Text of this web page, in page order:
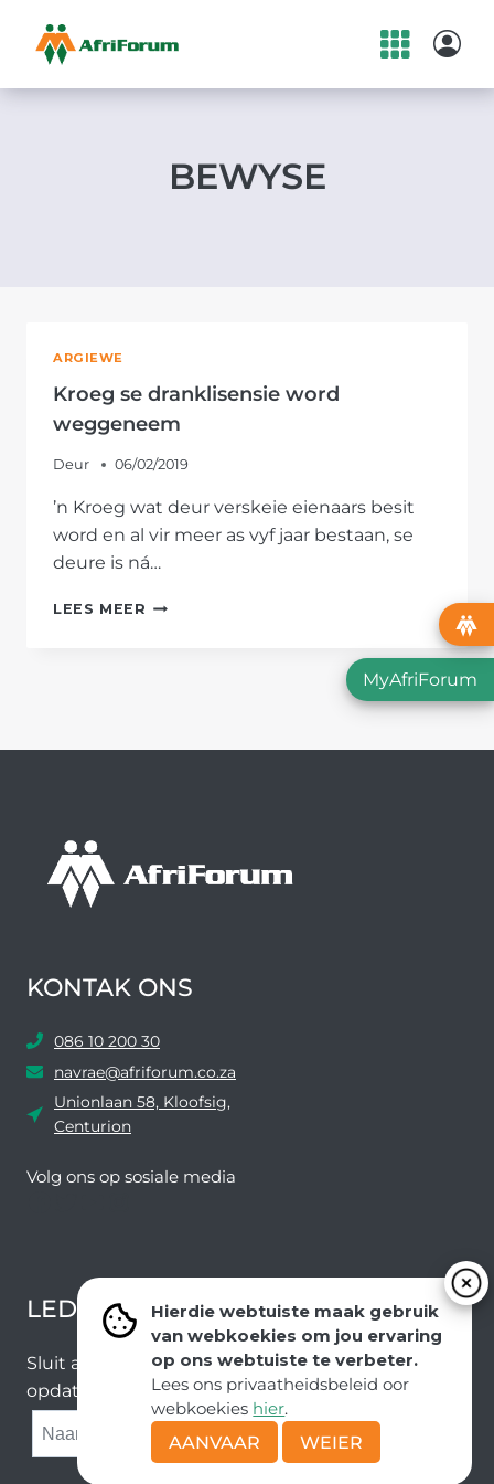
Hierdie webtuiste maak gebruik
van webkoekies om jou ervaring
op ons webtuiste te verbeter.
Lees ons privaatheidsbeleid oor
webkoekies hier.
AANVAAR
WEIER
BEWYSE
ARGIEWE
Kroeg se dranklisensie word
weggeneem
Deur 06/02/2019
’n Kroeg wat deur verskeie eienaars besit
word en al vir meer as vyf jaar bestaan, se
deure is ná…
LEES MEER KROEG
KONTAK ONS
086 10 200 30
navrae@afriforum.co.za
Unionlaan 58, Kloofsig,
Centurion
Volg ons ​​op sosiale media
LEDEVOORDELE NUUSBRIEF
Sluit aan by ons e-poslys om die nuutste nuus en
opdaterings van ons span te ontvang.
MyAfriForum